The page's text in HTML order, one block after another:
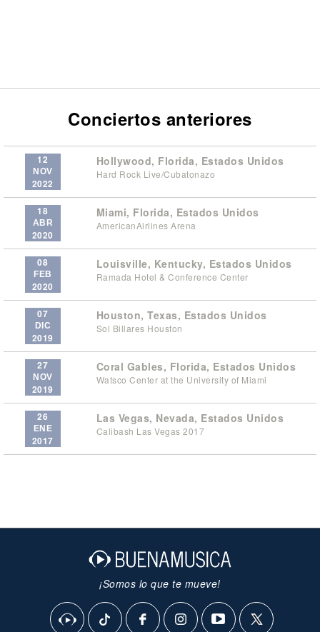
Conciertos anteriores
12
NOV
2022
Hollywood, Florida, Estados Unidos
Hard Rock Live/Cubatonazo
18
ABR
2020
Miami, Florida, Estados Unidos
AmericanAirlines Arena
08
FEB
2020
Louisville, Kentucky, Estados Unidos
Ramada Hotel & Conference Center
07
DIC
2019
Houston, Texas, Estados Unidos
Sol Billares Houston
27
NOV
2019
Coral Gables, Florida, Estados Unidos
Watsco Center at the University of Miami
26
ENE
2017
Las Vegas, Nevada, Estados Unidos
Calibash Las Vegas 2017
¡Somos lo que te mueve!